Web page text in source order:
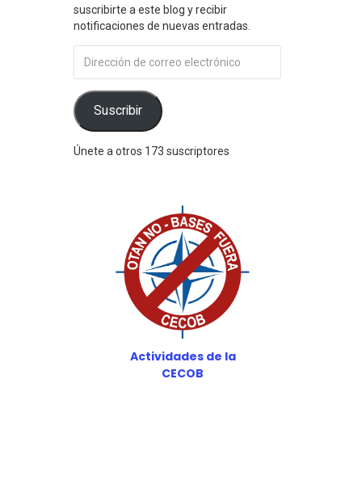
suscribirte a este blog y recibir
notificaciones de nuevas entradas.
de
correo
electrónico
Suscribir
Únete a otros 173 suscriptores
Actividades de la
CECOB